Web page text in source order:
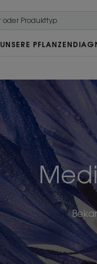
UNSERE PFLANZEN